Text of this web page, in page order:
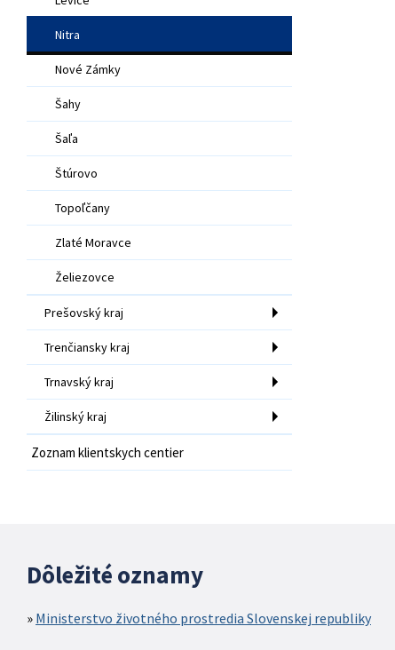
Nitra
Nové Zámky
Šahy
Šaľa
Štúrovo
Topoľčany
Zlaté Moravce
Želiezovce
Prešovský kraj
Trenčiansky kraj
Trnavský kraj
Žilinský kraj
Zoznam klientskych centier
Dôležité oznamy
Ministerstvo životného prostredia Slovenskej republiky